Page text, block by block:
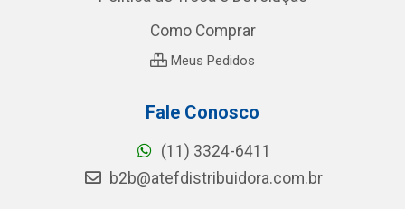
Como Comprar
Meus Pedidos
Fale Conosco
(11) 3324-6411
b2b@atefdistribuidora.com.br